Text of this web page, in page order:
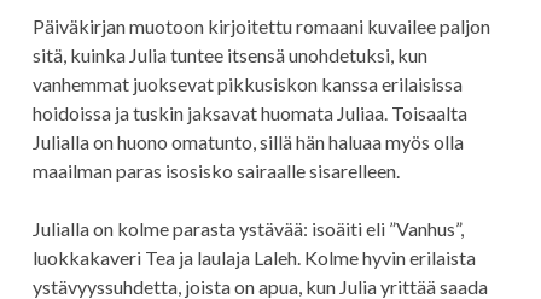
Päiväkirjan muotoon kirjoitettu romaani kuvailee paljon
sitä, kuinka Julia tuntee itsensä unohdetuksi, kun
vanhemmat juoksevat pikkusiskon kanssa erilaisissa
hoidoissa ja tuskin jaksavat huomata Juliaa. Toisaalta
Julialla on huono omatunto, sillä hän haluaa myös olla
maailman paras isosisko sairaalle sisarelleen.
Julialla on kolme parasta ystävää: isoäiti eli ”Vanhus”,
luokkakaveri Tea ja laulaja Laleh. Kolme hyvin erilaista
ystävyyssuhdetta, joista on apua, kun Julia yrittää saada